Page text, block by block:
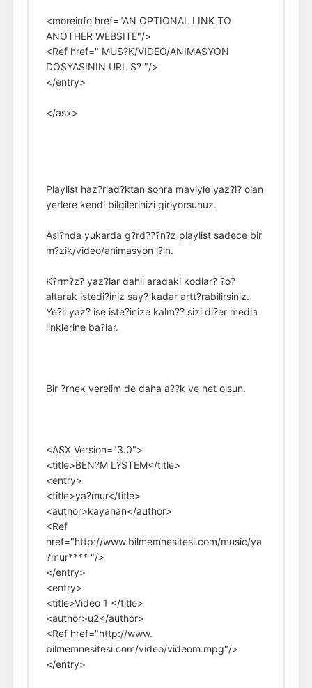
<moreinfo href="AN OPTIONAL LINK TO
ANOTHER WEBSITE"/>
<Ref href=" MUS?K/VIDEO/ANIMASYON
DOSYASININ URL S? "/>
</entry>
</asx>
Playlist haz?rlad?ktan sonra maviyle yaz?l? olan
yerlere kendi bilgilerinizi giriyorsunuz.
Asl?nda yukarda g?rd???n?z playlist sadece bir
m?zik/video/animasyon i?in.
K?rm?z? yaz?lar dahil aradaki kodlar? ?o?
altarak istedi?iniz say? kadar artt?rabilirsiniz.
Ye?il yaz? ise iste?inize kalm?? sizi di?er media
linklerine ba?lar.
Bir ?rnek verelim de daha a??k ve net olsun.
<ASX Version="3.0">
<title>BEN?M L?STEM</title>
<entry>
<title>ya?mur</title>
<author>kayahan</author>
<Ref
href="http://www.bilmemnesitesi.com/music/ya
?mur**** "/>
</entry>
<entry>
<title>Video 1 </title>
<author>u2</author>
<Ref href="http://www.
bilmemnesitesi.com/video/videom.mpg"/>
</entry>